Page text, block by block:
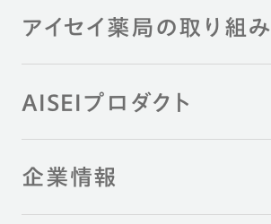
アイセイ薬局の取り組み
AISEIプロダクト
企業情報